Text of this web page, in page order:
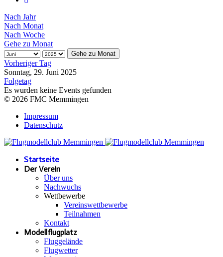
Nach Jahr
Nach Monat
Nach Woche
Gehe zu Monat
Gehe zu Monat
Vorheriger Tag
Sonntag, 29. Juni 2025
Folgetag
Es wurden keine Events gefunden
© 2026 FMC Memmingen
Impressum
Datenschutz
Startseite
Der Verein
Über uns
Nachwuchs
Wettbewerbe
Vereinswettbewerbe
Teilnahmen
Kontakt
Modellflugplatz
Fluggelände
Flugwetter